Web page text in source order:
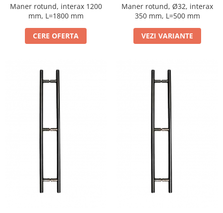
Maner rotund, interax 1200
mm, L=1800 mm
CERE OFERTA
Maner rotund, Ø32, interax
350 mm, L=500 mm
VEZI VARIANTE